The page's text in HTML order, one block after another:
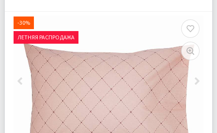
-30%
ЛЕТНЯЯ РАСПРОДАЖА